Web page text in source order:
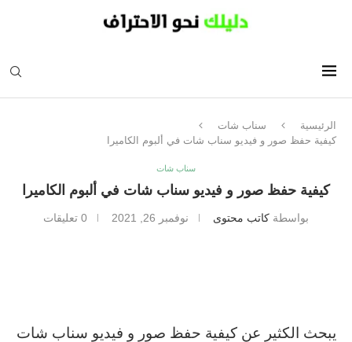
الرئيسية
سناب شات
كيفية حفظ صور و فيديو سناب شات في ألبوم الكاميرا
سناب شات
كيفية حفظ صور و فيديو سناب شات في ألبوم الكاميرا
بواسطة كاتب محتوى نوفمبر 26, 2021 0 تعليقات
يبحث الكثير عن كيفية حفظ صور و فيديو سناب شات